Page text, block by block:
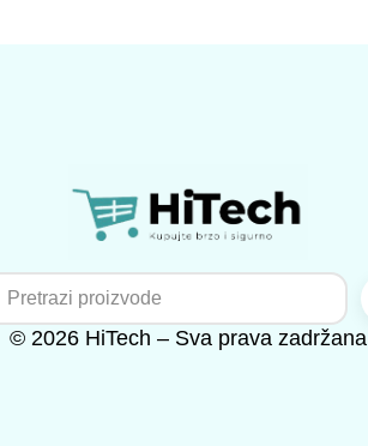
© 2026 HiTech – Sva prava zadržana